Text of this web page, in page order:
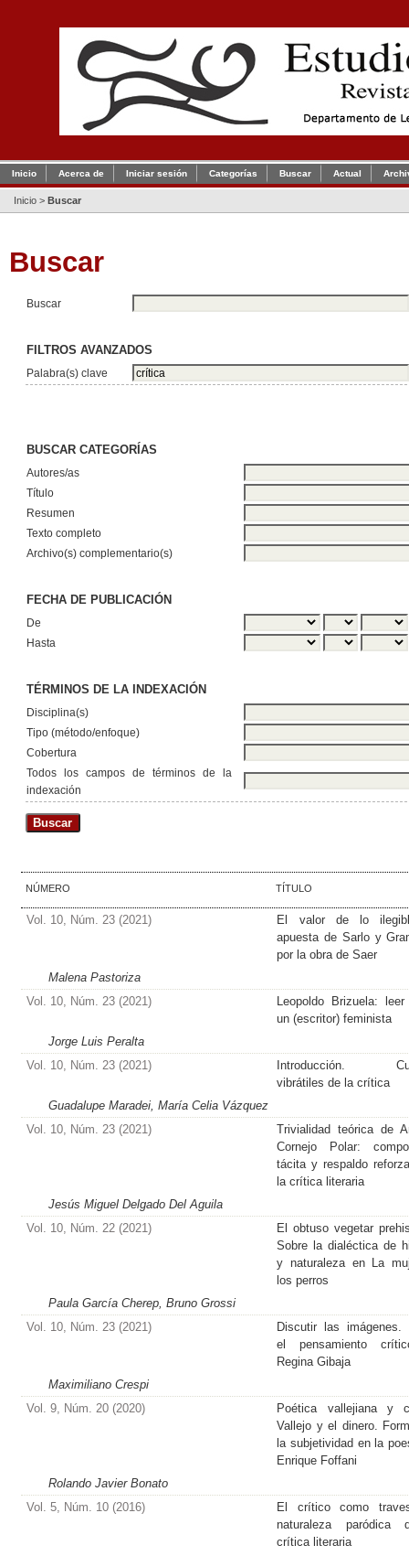
Inicio Acerca de Iniciar sesión Categorías Buscar Actual
Inicio > Buscar
Buscar
Buscar
FILTROS AVANZADOS
Palabra(s) clave
BUSCAR CATEGORÍAS
Autores/as
Título
Resumen
Texto completo
Archivo(s) complementario(s)
FECHA DE PUBLICACIÓN
De
Hasta
TÉRMINOS DE LA INDEXACIÓN
Disciplina(s)
Tipo (método/enfoque)
Cobertura
Todos los campos de términos de la
indexación
NÚMERO TÍTULO
Vol. 10, Núm. 23 (2021)
El valor de lo
apuesta de Sarlo y
por la obra de Saer
Malena Pastoriza
Vol. 10, Núm. 23 (2021)
Leopoldo Brizuela:
un (escritor) feminista
Jorge Luis Peralta
Vol. 10, Núm. 23 (2021)
Introducción.
vibrátiles de la crítica
Guadalupe Maradei, María Celia Vázquez
Vol. 10, Núm. 23 (2021)
Trivialidad teórica de
Cornejo Polar:
tácita y respaldo
la crítica literaria
Jesús Miguel Delgado Del Aguila
Vol. 10, Núm. 22 (2021)
El obtuso vegetar
Sobre la dialéctica de
y naturaleza en La
los perros
Paula García Cherep, Bruno Grossi
Vol. 10, Núm. 23 (2021)
Discutir las imágenes.
el pensamiento
Regina Gibaja
Maximiliano Crespi
Vol. 9, Núm. 20 (2020)
Poética vallejiana y
Vallejo y el dinero.
la subjetividad en la
Enrique Foffani
Rolando Javier Bonato
Vol. 5, Núm. 10 (2016)
El crítico como
naturaleza paródica
crítica literaria